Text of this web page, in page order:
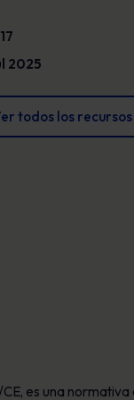
debe
2025
todos los recursos
es una